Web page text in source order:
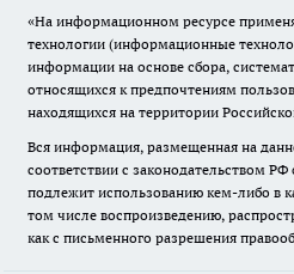
«На информационном ресурсе
технологии (информационные
информации на основе сбора,
относящихся к предпочтениям
находящихся на территории
Вся информация, размещенная на
соответствии с законодательством
подлежит использованию кем-либо в
том числе воспроизведению,
как с письменного разрешения